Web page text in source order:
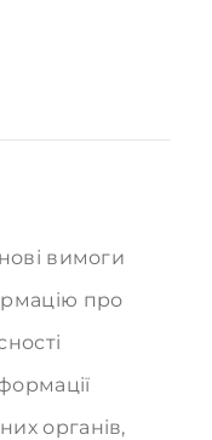
вимоги
про
органів,